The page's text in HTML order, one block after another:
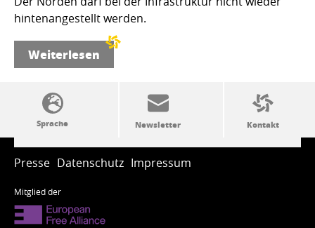
hintenangestellt werden.
Weiterlesen
SSW-Politik von A bis Z
Presse Datenschutz Impressum
Mitglied der